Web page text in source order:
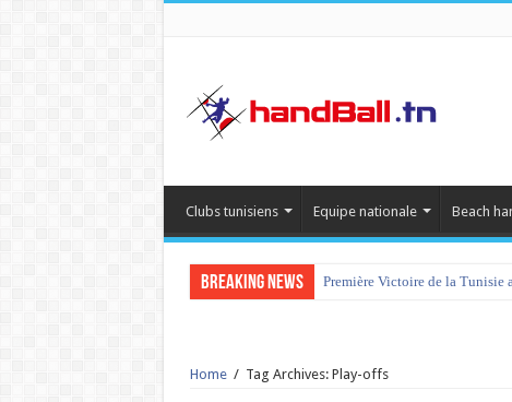
Clubs tunisiens Equipe nationale Beach
Breaking News Première Victoire de la
Home / Tag Archives: Play-offs